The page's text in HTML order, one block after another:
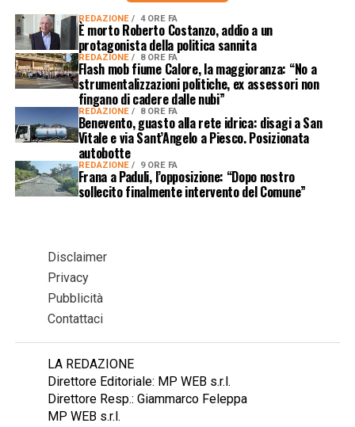
REDAZIONE 4 ORE FA
È morto Roberto Costanzo, addio a un
protagonista della politica sannita
REDAZIONE 8 ORE FA
Flash mob fiume Calore, la maggioranza: “No a
strumentalizzazioni politiche, ex assessori non
fingano di cadere dalle nubi”
REDAZIONE 8 ORE FA
Benevento, guasto alla rete idrica: disagi a San
Vitale e via Sant’Angelo a Piesco. Posizionata
autobotte
REDAZIONE 9 ORE FA
Frana a Paduli, l’opposizione: “Dopo nostro
sollecito finalmente intervento del Comune”
Disclaimer
Privacy
Pubblicità
Contattaci
LA REDAZIONE
Direttore Editoriale: MP WEB s.r.l.
Direttore Resp.: Giammarco Feleppa
MP WEB s.r.l.